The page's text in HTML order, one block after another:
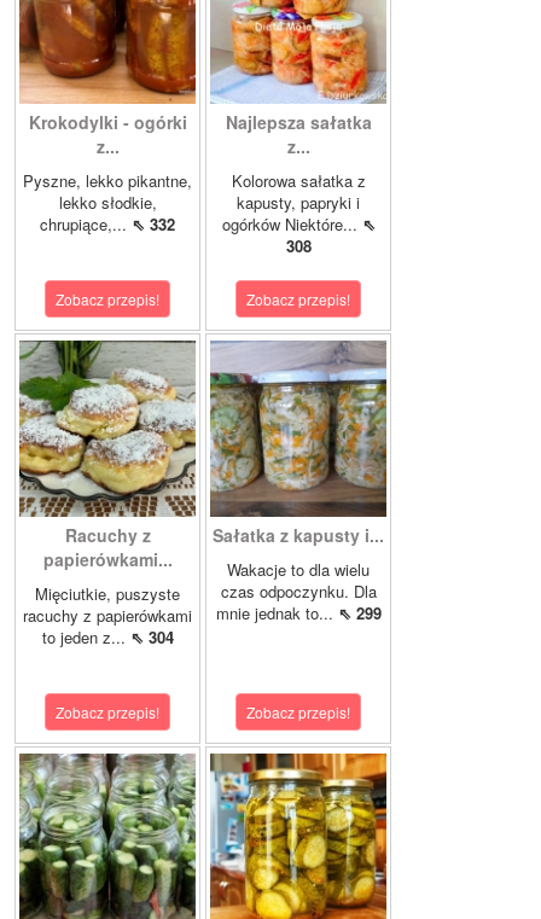
Krokodylki - ogórki
z...
Pyszne, lekko pikantne,
lekko słodkie,
chrupiące,... ⇖ 332
Zobacz przepis!
Najlepsza sałatka
z...
Kolorowa sałatka z
kapusty, papryki i
ogórków Niektóre... ⇖
308
Zobacz przepis!
Racuchy z
papierówkami...
Mięciutkie, puszyste
racuchy z papierówkami
to jeden z... ⇖ 304
Zobacz przepis!
Sałatka z kapusty i...
Wakacje to dla wielu
czas odpoczynku. Dla
mnie jednak to... ⇖ 299
Zobacz przepis!